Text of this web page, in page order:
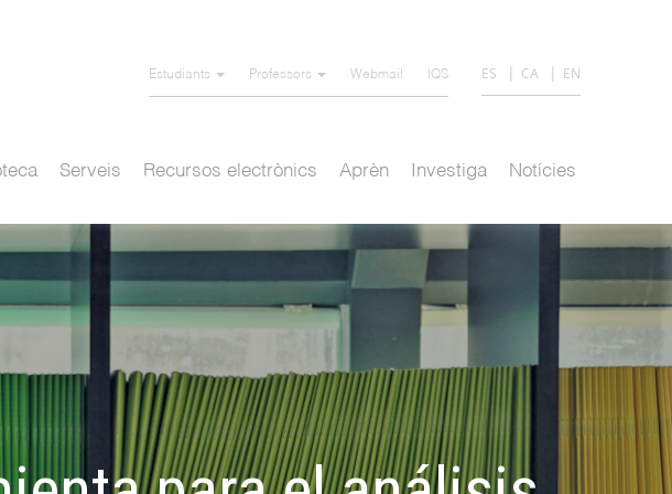
Estudiants Professors Webmail IQS ES CA EN
Serveis Recursos electrònics Aprèn Investiga Notícies